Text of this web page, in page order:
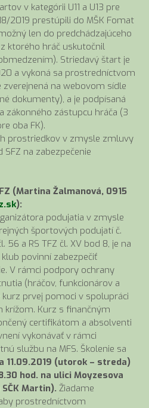
v kategórii U11 a U13 pre
2019 prestúpili do MŠK Fomat
len do predchádzajúceho
ktorého hráč uskutočnil
Striedavý štart je
a vykoná sa prostredníctvom
na webovom sídle
dokumenty), a je podpísaná
zákonného zástupcu hráča (3
oba FK).
prostriedkov v zmysle zmluvy
na zabezpečenie
(Martina Žalmanová, 0915
):
podujatia v zmysle
športových podujatí č.
56 a RS TFZ čl. XV bod 8, je na
povinní zabezpečiť
V rámci podpory ochrany
(hráčov, funkcionárov a
kurz prvej pomoci v spolupráci
krížom. Kurz s finančným
certifikátom a absolventi
vykonávať v rámci
službu na MFS. Školenie sa
11.09.2019 (utorok – streda)
hod. na ulici Moyzesova
Martin). Žiadame
prostredníctvom